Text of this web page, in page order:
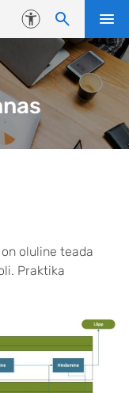
Juurdepääsetavus
oluline teada
Praktika